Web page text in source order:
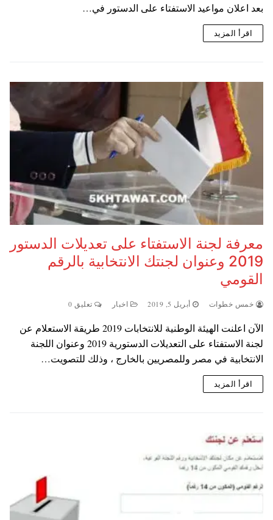
بعد اعلان مواعيد الاستفتاء على الدستور في…
اقرأ المزيد
معرفة لجنة الاستفتاء على تعديلات الدستور
2019 وعنوان لجنتك الانتخابية بالرقم
القومي
خمس خطوات أبريل 5, 2019 اخبار تعليق 0
الآن اعلنت الهيئة الوطنية للانتخابات 2019 طريقة الاستعلام عن
لجنة الاستفتاء على التعديلات الدستورية 2019 وعنوان اللجنة
الانتخابية في مصر وللمصريين بالخارج ، وذلك للتصويت…
اقرأ المزيد